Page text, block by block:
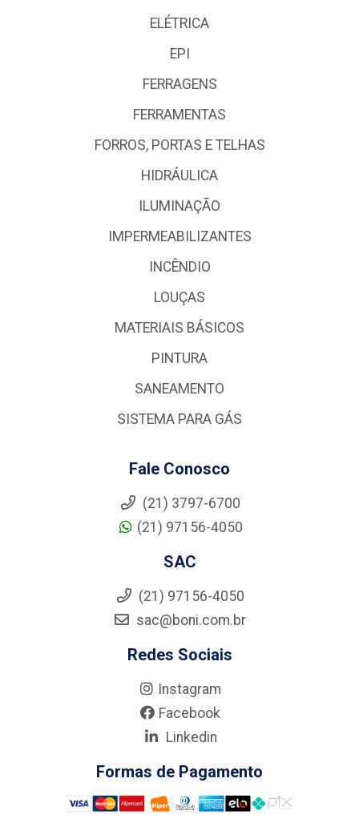
ELÉTRICA
EPI
FERRAGENS
FERRAMENTAS
FORROS, PORTAS E TELHAS
HIDRÁULICA
ILUMINAÇÃO
IMPERMEABILIZANTES
INCÊNDIO
LOUÇAS
MATERIAIS BÁSICOS
PINTURA
SANEAMENTO
SISTEMA PARA GÁS
Fale Conosco
(21) 3797-6700
(21) 97156-4050
SAC
(21) 97156-4050
sac@boni.com.br
Redes Sociais
Instagram
Facebook
Linkedin
Formas de Pagamento